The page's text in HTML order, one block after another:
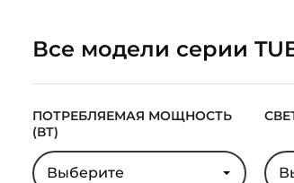
Все модели серии
ПОТРЕБЛЯЕМАЯ МОЩНОСТЬ
(ВТ)
Выберите